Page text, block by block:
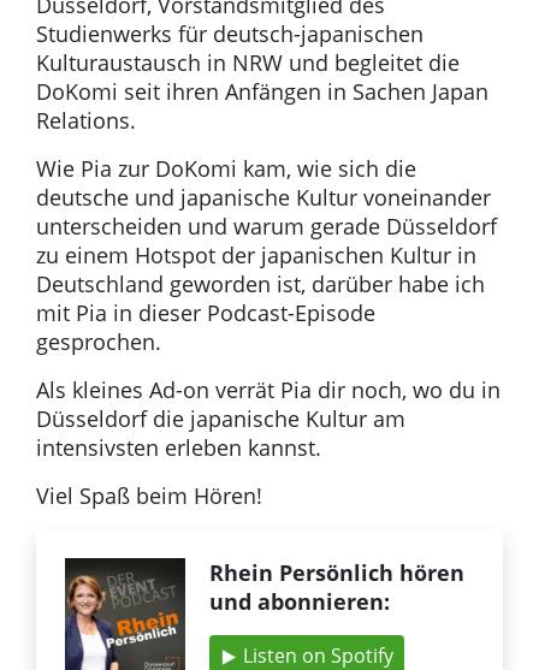
Studienwerks für deutsch-japanischen
Kulturaustausch in NRW und begleitet die
DoKomi seit ihren Anfängen in Sachen Japan
Relations.
Wie Pia zur DoKomi kam, wie sich die
deutsche und japanische Kultur voneinander
unterscheiden und warum gerade Düsseldorf
zu einem Hotspot der japanischen Kultur in
Deutschland geworden ist, darüber habe ich
mit Pia in dieser Podcast-Episode
gesprochen.
Als kleines Ad-on verrät Pia dir noch, wo du in
Düsseldorf die japanische Kultur am
intensivsten erleben kannst.
Viel Spaß beim Hören!
Rhein Persönlich hören
und abonnieren:
Listen on Spotify